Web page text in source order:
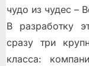
чудо из чудес –
В разработку
сразу три
класса: